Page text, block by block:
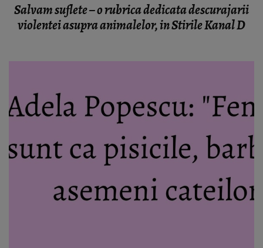
Salvam suflete – o rubrica dedicata descurajarii
violentei asupra animalelor, in Stirile Kanal D